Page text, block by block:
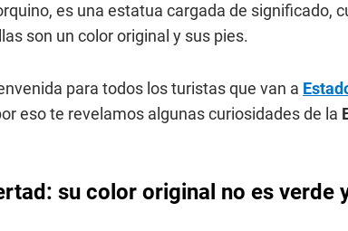
es una estatua cargada de significado,
son un color original y sus pies.
para todos los turistas que van a
eso te revelamos algunas curiosidades de la
su color original no es verde